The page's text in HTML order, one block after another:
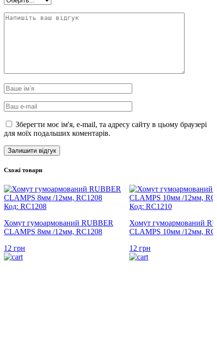
Зберегти моє ім'я, e-mail, та адресу сайту в цьому браузері
для моїх подальших коментарів.
Схожі товари
Код: RC1208
Хомут гумоармований RUBBER
CLAMPS 8мм /12мм, RC1208
12 грн
Код: RC1210
Хомут гумоармований
CLAMPS 10мм /12мм,
12 грн